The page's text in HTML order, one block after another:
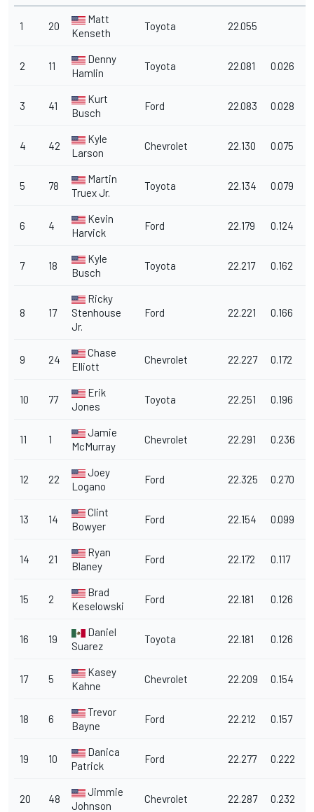
1 20
Matt
Kenseth
Toyota 22.055
2 11
Denny
Hamlin
Toyota 22.081 0.026
3 41
Kurt
Busch
Ford 22.083 0.028
4 42
Kyle
Larson
Chevrolet 22.130 0.075
5 78
Martin
Truex Jr.
Toyota 22.134 0.079
6 4
Kevin
Harvick
Ford 22.179 0.124
7 18
Kyle
Busch
Toyota 22.217 0.162
8 17
Ricky
Stenhouse
Jr.
Ford 22.221 0.166
9 24
Chase
Elliott
Chevrolet 22.227 0.172
10 77
Erik
Jones
Toyota 22.251 0.196
11 1
Jamie
McMurray
Chevrolet 22.291 0.236
12 22
Joey
Logano
Ford 22.325 0.270
13 14
Clint
Bowyer
Ford 22.154 0.099
14 21
Ryan
Blaney
Ford 22.172 0.117
15 2
Brad
Keselowski
Ford 22.181 0.126
16 19
Daniel
Suarez
Toyota 22.181 0.126
17 5
Kasey
Kahne
Chevrolet 22.209 0.154
18 6
Trevor
Bayne
Ford 22.212 0.157
19 10
Danica
Patrick
Ford 22.277 0.222
20 48
Jimmie
Johnson
Chevrolet 22.287 0.232